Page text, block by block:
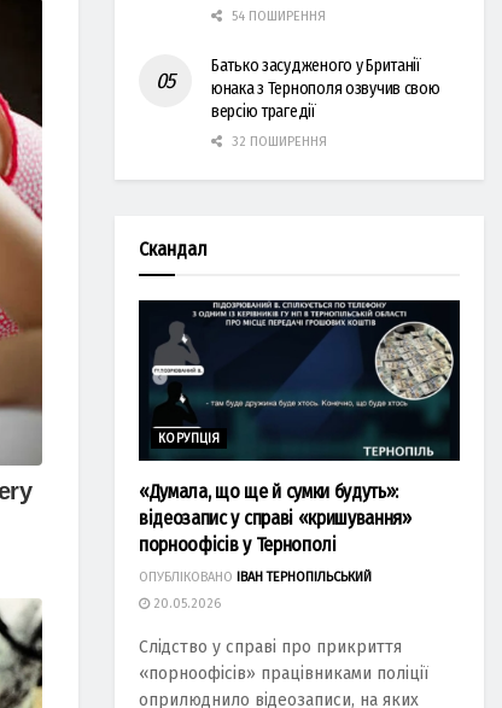
54 ПОШИРЕННЯ
Батько засудженого у Британії
юнака з Тернополя озвучив свою
версію трагедії
32 ПОШИРЕННЯ
Скандал
КОРУПЦІЯ
«Думала, що ще й сумки будуть»:
відеозапис у справі «кришування»
порноофісів у Тернополі
ОПУБЛІКОВАНО
ІВАН ТЕРНОПІЛЬСЬКИЙ
20.05.2026
Слідство у справі про прикриття
«порноофісів» працівниками поліції
оприлюднило відеозаписи, на яких